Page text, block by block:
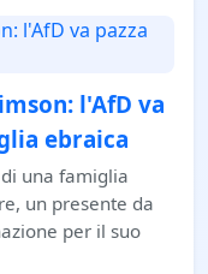
l'AfD va
ebraica
una famiglia
un presente da
per il suo